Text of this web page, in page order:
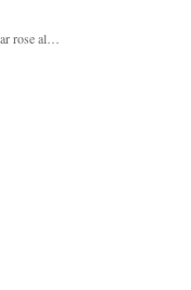
Swarovski ve beyaz zirkon 18 ayar rose altın kolye (40 cm beyaz altın rolo zincir)